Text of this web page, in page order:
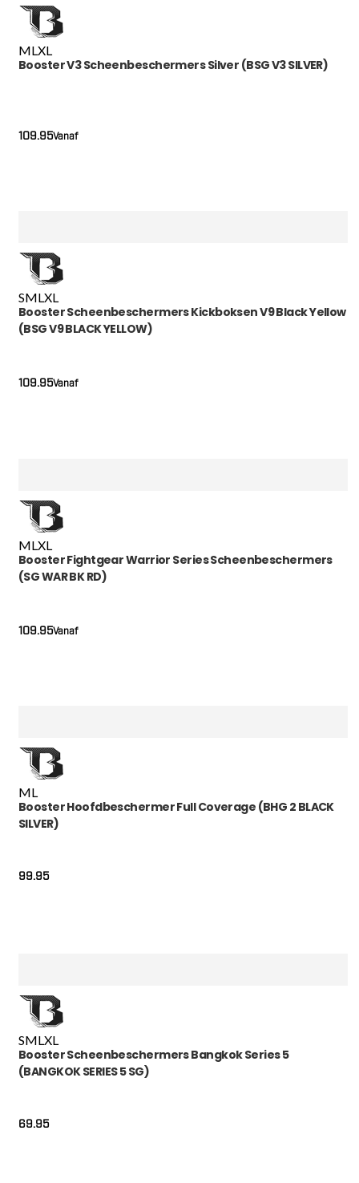
MLXL
Booster V3 Scheenbeschermers Silver (BSG V3 SILVER)
Vanaf
109.95
SMLXL
Booster Scheenbeschermers Kickboksen V9 Black Yellow
(BSG V9 BLACK YELLOW)
Vanaf
109.95
MLXL
Booster Fightgear Warrior Series Scheenbeschermers
(SG WAR BK RD)
Vanaf
109.95
ML
Booster Hoofdbeschermer Full Coverage (BHG 2 BLACK
SILVER)
99.95
SML XL
Booster Scheenbeschermers Bangkok Series 5
(BANGKOK SERIES 5 SG)
69.95